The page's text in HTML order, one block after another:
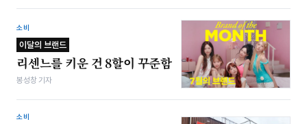
소비
이달의 브랜드
리센느를 키운 건 8할이 꾸준함
봉성창 기자
소비